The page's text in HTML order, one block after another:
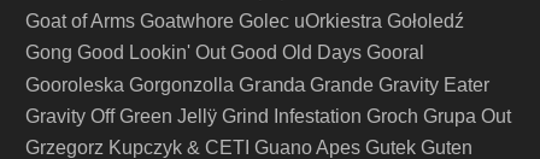
Goat of Arms Goatwhore Golec uOrkiestra Gołoledź
Gong Good Lookin' Out Good Old Days Gooral
Gooroleska Gorgonzolla Granda Grande Gravity Eater
Gravity Off Green Jellÿ Grind Infestation Groch Grupa Out
Grzegorz Kupczyk & CETI Guano Apes Gutek Guten